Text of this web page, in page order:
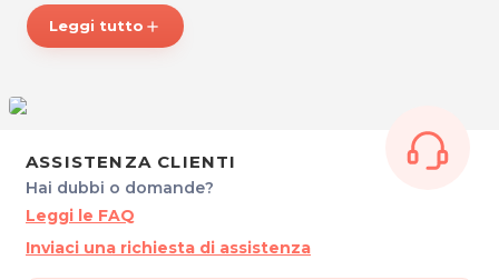
Newlifehealthandfitness.club
NEWLIFE HEALTH & FITNESS CLUB
Via Braida Grande, 8/1
Leggi tutto add
ASSISTENZA CLIENTI
Hai dubbi o domande?
Leggi le FAQ
Inviaci una richiesta di assistenza